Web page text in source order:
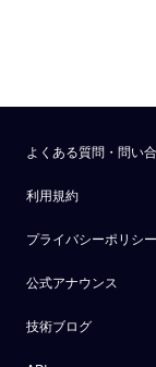
よくある質問・問い
利用規約
プライバシーポリシー
公式アナウンス
技術ブログ